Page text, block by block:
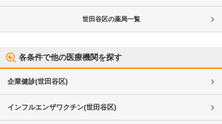
世田谷区の薬局一覧
各条件で他の医療機関を探す
企業健診(世田谷区)
インフルエンザワクチン(世田谷区)